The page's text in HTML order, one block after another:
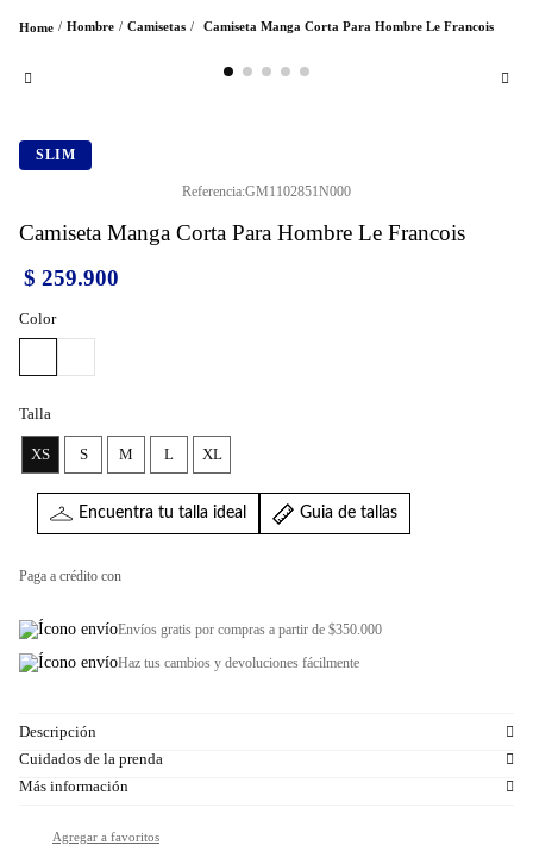
Hombre Camisetas Camiseta Manga Corta Para Hombre Le Francois
SLIM
Referencia:GM1102851N000
Camiseta Manga Corta Para Hombre Le Francois
$ 259.900
Color
Talla
XS S M L XL
Encuentra tu talla ideal Guia de tallas
Paga a crédito con
Envíos gratis por compras a partir de $350.000
Haz tus cambios y devoluciones fácilmente
Descripción
Cuidados de la prenda
Más información